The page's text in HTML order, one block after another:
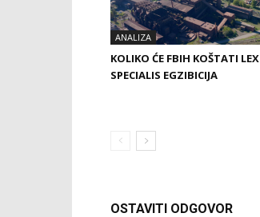
ANALIZA
KOLIKO ĆE FBIH KOŠTATI LEX
SPECIALIS EGZIBICIJA
OSTAVITI ODGOVOR